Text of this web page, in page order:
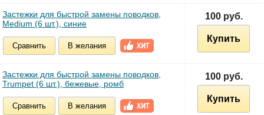
Застежки для быстрой замены поводков,
Medium (6 шт.), синие
Сравнить В желания
100 руб.
Купить
Застежки для быстрой замены поводков,
Trumpet (6 шт.), бежевые, ромб
Сравнить В желания
100 руб.
Купить